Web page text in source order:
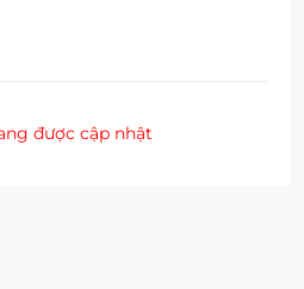
được cập nhật